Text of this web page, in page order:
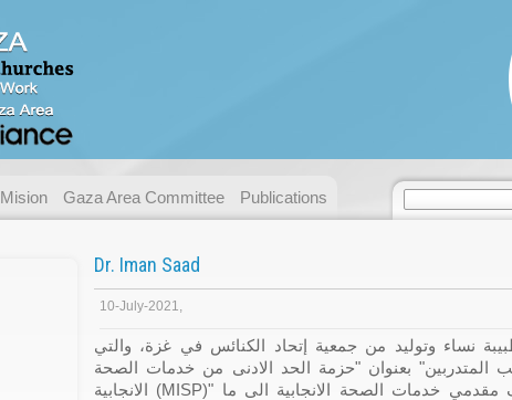
Mision Gaza Area Committee Publications
Dr. Iman Saad
10-July-2021,
نساء وتوليد من جمعية إتحاد الكنائس في غزة، والتي
بعنوان "حزمة الحد الادنى من خدمات الصحة
الانجابية (MISP)" والتي تهدف إلى تعريف مقدمي خدمات الصحة الانجابية الى ما
Gaza - Palestine, 22/
+ 972/970 (0) 8
Fax:
+ 972/970 (0) 8
Name:
Messege :